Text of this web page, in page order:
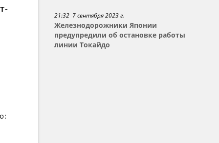
21:32 7 сентября 2023 г.
Железнодорожники Японии
предупредили об остановке работы
линии Токайдо